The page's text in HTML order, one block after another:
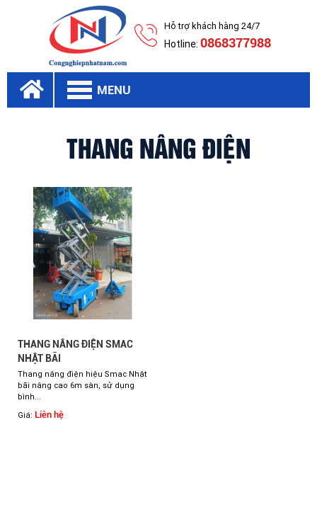
Hỗ trợ khách hàng 24/7
Hotline: 0868377988
MENU
THANG NÂNG ĐIỆN
THANG NÂNG ĐIỆN SMAC
NHẬT BÃI
Thang nâng điện hiệu Smac Nhật
bãi nâng cao 6m sàn, sử dụng
bình...
Giá: Liên hệ